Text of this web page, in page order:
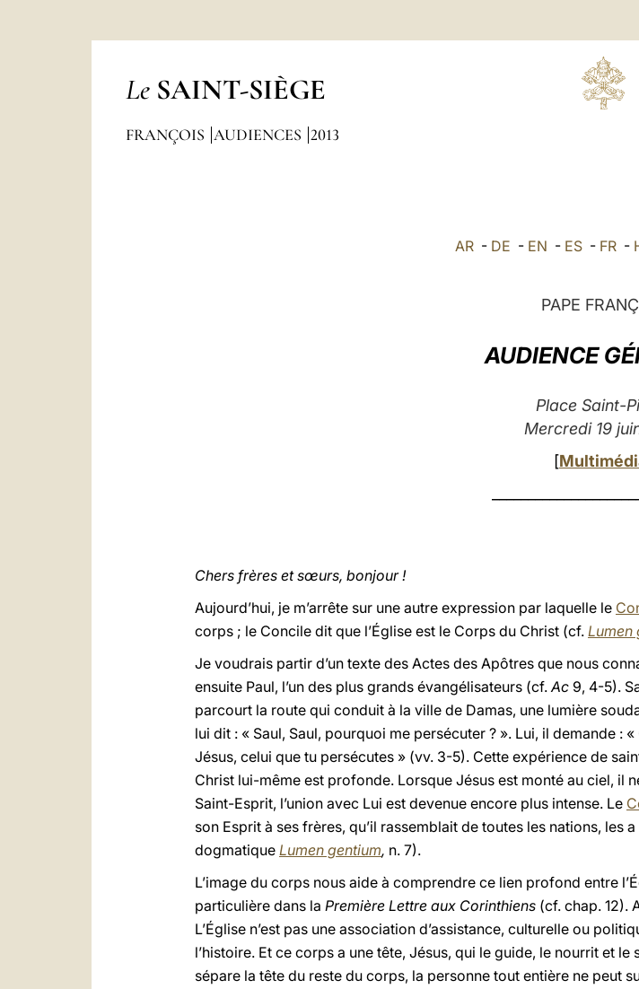
Le SAINT-SIÈGE
FRANÇOIS AUDIENCES 2013
AR- DE - EN - ES- FR-
PAPE
AUDIENCE
Place Saint-
Mercredi 19
[
Chers frères et sœurs, bonjour !
Aujourd’hui, je m’arrête sur une autre expression par laquelle le
corps ; le Concile dit que l’Église est le Corps du Christ (cf. Lumen
Je voudrais partir d’un texte des Actes des Apôtres que nous
ensuite Paul, l’un des plus grands évangélisateurs (cf.Ac 9, 4-5).
parcourt la route qui conduit à la ville de Damas, une lumière
lui dit : « Saul, Saul, pourquoi me persécuter ? ». Lui, il demande :
Jésus, celui que tu persécutes » (vv. 3-5). Cette expérience de
Christ lui-même est profonde. Lorsque Jésus est monté au ciel, il
Saint-Esprit, l’union avec Lui est devenue encore plus intense. Le
son Esprit à ses frères, qu’il rassemblait de toutes les nations,
dogmatique Lumen gentium, n. 7).
L’image du corps nous aide à comprendre ce lien profond entre
particulière dans la Première Lettre aux Corinthiens (cf. chap. 12).
L’Église n’est pas une association d’assistance, culturelle ou
l’histoire. Et ce corps a une tête, Jésus, qui le guide, le nourrit et
sépare la tête du reste du corps, la personne tout entière ne peut